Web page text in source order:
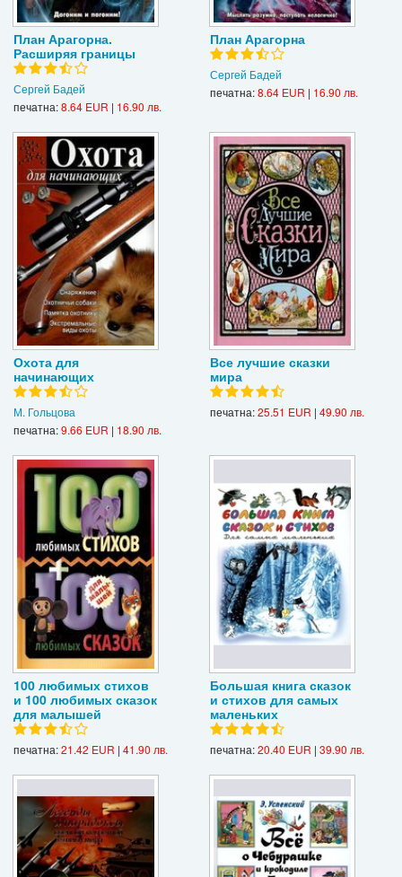
План Арагорна.
Расширяя границы
Сергей Бадей
печатна:8.64 EUR | 16.90 лв.
План Арагорна
Сергей Бадей
печатна:8.64 EUR | 16.90 лв.
Охота для
начинающих
М. Гольцова
печатна:9.66 EUR | 18.90 лв.
Все лучшие сказки
мира
печатна:25.51 EUR | 49.90 лв.
100 любимых стихов
и 100 любимых сказок
для малышей
печатна:21.42 EUR | 41.90 лв.
Большая книга сказок
и стихов для самых
маленьких
печатна:20.40 EUR | 39.90 лв.